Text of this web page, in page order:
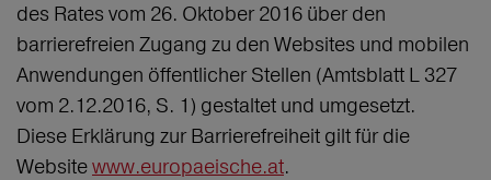
des Rates vom 26. Oktober 2016 über den
barrierefreien Zugang zu den Websites und mobilen
Anwendungen öffentlicher Stellen (Amtsblatt L 327
vom 2.12.2016, S. 1) gestaltet und umgesetzt.
Diese Erklärung zur Barrierefreiheit gilt für die
Websitewww.europaeische.at.